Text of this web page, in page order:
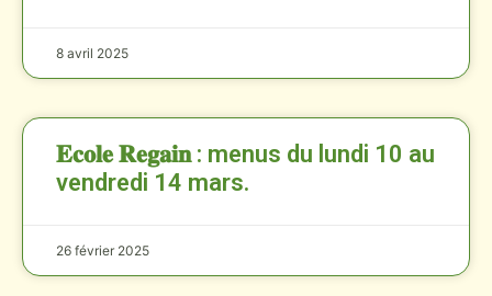
8 avril 2025
𝐄𝐜𝐨𝐥𝐞 𝐑𝐞𝐠𝐚𝐢𝐧 : menus du lundi 10 au
vendredi 14 mars.
26 février 2025